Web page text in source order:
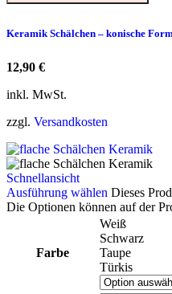
Keramik Schälchen – konische Form
12,90 €
inkl. MwSt.
zzgl. Versandkosten
Schnellansicht
Ausführung wählen Dieses
Die Optionen können auf der
Farbe
Weiß
Schwarz
Taupe
Türkis